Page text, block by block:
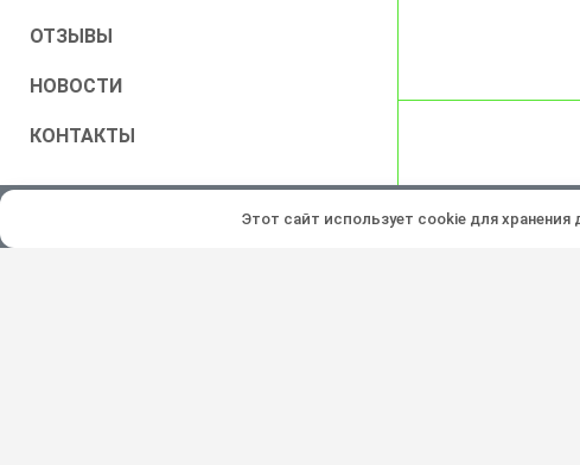
ОТЗЫВЫ
НОВОСТИ
КОНТАКТЫ
Все права защищены © 2026
Этот сайт использует cookie для